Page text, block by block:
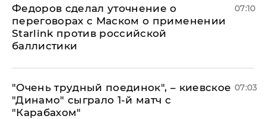
Федоров сделал уточнение о
переговорах с Маском о применении
Starlink против российской
баллистики
07:10
"Очень трудный поединок", – киевское
"Динамо" сыграло 1-й матч с
"Карабахом"
07:03